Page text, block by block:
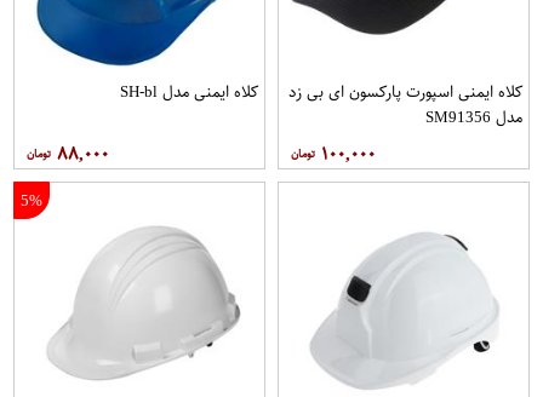
کلاه ایمنی اسپورت پارکسون ای بی زد
مدل SM91356
۱۰۰,۰۰۰
کلاه ایمنی مدل SH-bl
۸۸,۰۰۰
5%